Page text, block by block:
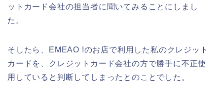
ットカード会社の担当者に聞いてみることにしまし
た。
そしたら、EMEAO !のお店で利用した私のクレジット
カードを、クレジットカード会社の方で勝手に不正使
用していると判断してしまったとのことでした。